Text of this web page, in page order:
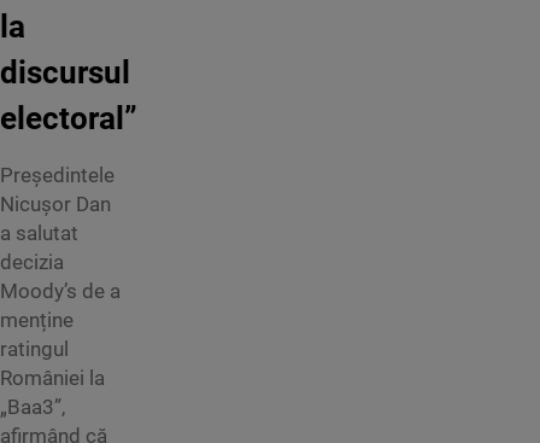
la
discursul
electoral”
Președintele
Nicușor Dan
a salutat
decizia
Moody’s de a
menține
ratingul
României la
„Baa3”,
afirmând că